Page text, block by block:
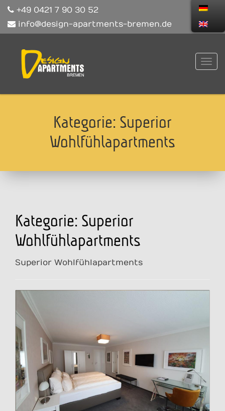
+49 0421 7 90 30 52
info@design-apartments-bremen.de
Kategorie: Superior
Wohlfühlapartments
Kategorie: Superior
Wohlfühlapartments
Superior Wohlfühlapartments